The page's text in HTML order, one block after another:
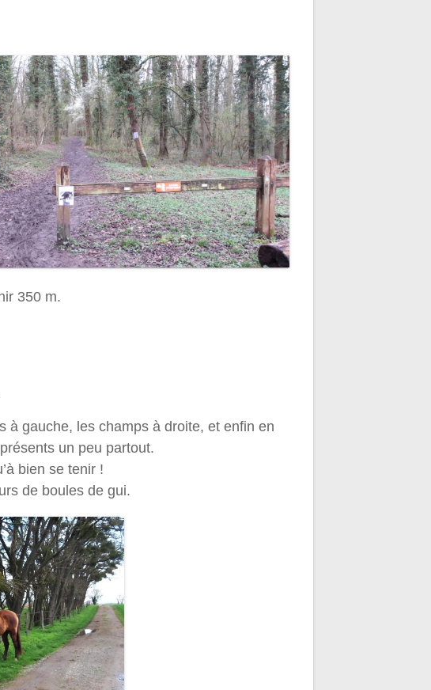
350 m.
à gauche, les champs à droite, et enfin en
un peu partout.
bien se tenir !
de boules de gui.